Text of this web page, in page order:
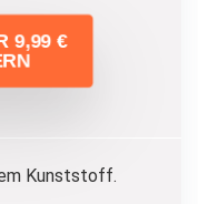
9,99 €
Kunststoff.